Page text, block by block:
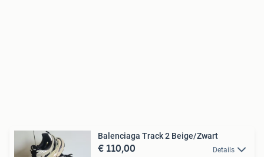
Balenciaga Track 2 Beige/Zwart
€ 110,00 Details